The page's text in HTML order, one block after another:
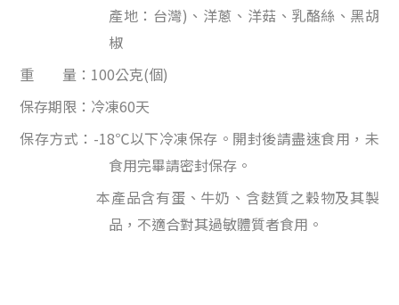
產地：台灣)、洋蔥、洋菇、乳酪絲、黑胡
椒
重 量：100公克(個)
保存期限：冷凍60天
保存方式：-18℃以下冷凍保存。開封後請盡速食用，未
食用完畢請密封保存。
本產品含有蛋、牛奶、含麩質之穀物及其製
品，不適合對其過敏體質者食用。